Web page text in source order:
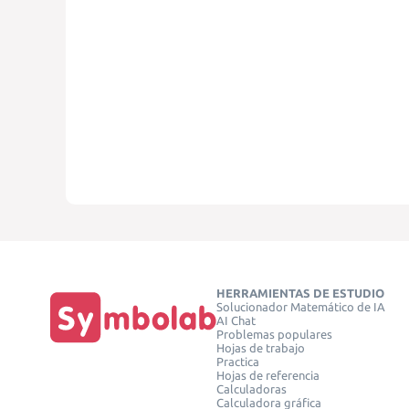
HERRAMIENTAS DE ESTUDIO
Solucionador Matemático de IA
AI Chat
Problemas populares
Hojas de trabajo
Practica
Hojas de referencia
Calculadoras
Calculadora gráfica